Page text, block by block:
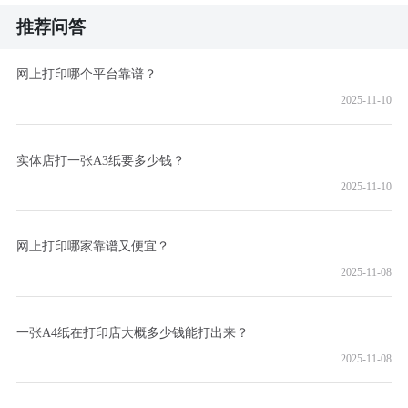
推荐问答
网上打印哪个平台靠谱？
2025-11-10
实体店打一张A3纸要多少钱？
2025-11-10
网上打印哪家靠谱又便宜？
2025-11-08
一张A4纸在打印店大概多少钱能打出来？
2025-11-08